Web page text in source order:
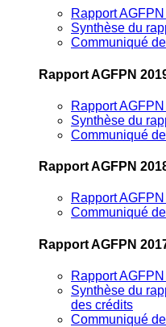
Rapport
Synthèse du
Communiqué
Rapport AGFPN
Rapport
Synthèse du
Communiqué
Rapport AGFPN
Rapport
Communiqué
Rapport AGFPN
Rapport
Synthèse du
des crédits
Communiqué